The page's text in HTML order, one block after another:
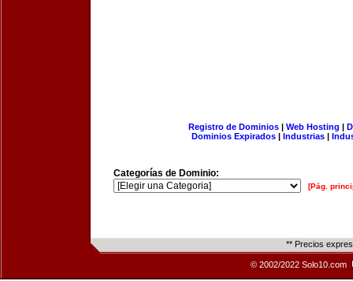
Registro de Dominios| Web Hosting |
Dominios Expirados | Industrias |
Categorías de Dominio:
[Pág.
** Precios
© 2002/2022 Solo10.com